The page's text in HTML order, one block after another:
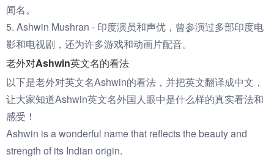
闻名。
5. Ashwin Mushran - 印度演员和声优，曾参演过多部印度电
影和电视剧，还为许多游戏和动画片配音。
老外对Ashwin英文名的看法
以下是老外对英文名Ashwin的看法，并把英文翻译成中文，
让大家知道Ashwin英文名外国人眼中是什么样的真实看法和
感受！
Ashwin is a wonderful name that reflects the beauty and
strength of its Indian origin.